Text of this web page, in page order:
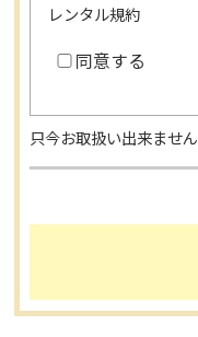
レンタル規約
同意する
只今お取扱い出来ません